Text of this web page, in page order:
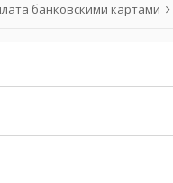
банковскими картами